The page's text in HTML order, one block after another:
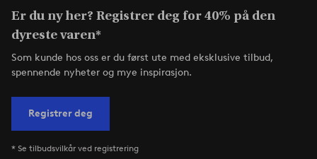
Er du ny her? Registrer deg for 40% på den
dyreste varen*
Som kunde hos oss er du først ute med eksklusive tilbud,
spennende nyheter og mye inspirasjon.
Registrer deg
* Se tilbudsvilkår ved registrering